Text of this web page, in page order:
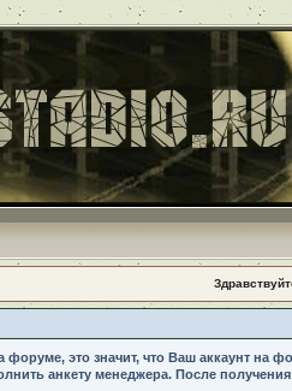
это значит, что Ваш аккаунт на
анкету менеджера. После